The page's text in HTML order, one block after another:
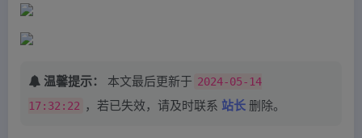
温馨提示： 本文最后更新于 2024-05-14
17:32:22
，若已失效，请及时联系 站长 删除。